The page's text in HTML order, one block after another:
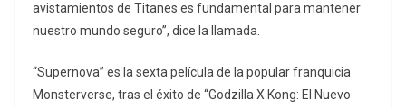
avistamientos de Titanes es fundamental para mantener
nuestro mundo seguro”, dice la llamada.
“Supernova” es la sexta película de la popular franquicia
Monsterverse, tras el éxito de “Godzilla X Kong: El Nuevo